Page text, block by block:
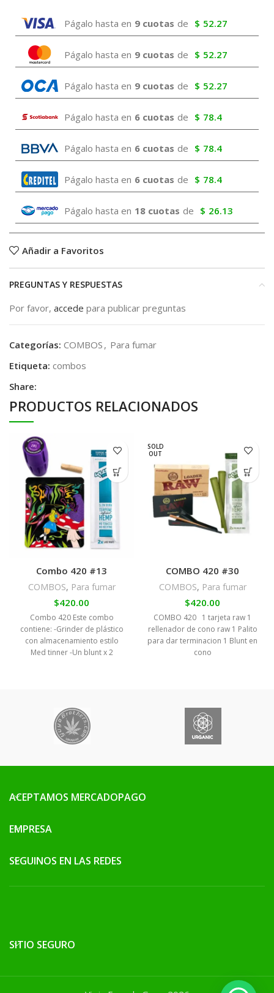
Págalo hasta en 9 cuotas de $ 52.27
Págalo hasta en 9 cuotas de $ 52.27
Págalo hasta en 9 cuotas de $ 52.27
Págalo hasta en 6 cuotas de $ 78.4
Págalo hasta en 6 cuotas de $ 78.4
Págalo hasta en 6 cuotas de $ 78.4
Págalo hasta en 18 cuotas de $ 26.13
Añadir a Favoritos
PREGUNTAS Y RESPUESTAS
Por favor, accede para publicar preguntas
Categorías: COMBOS , Para fumar
Etiqueta: combos
Share:
PRODUCTOS RELACIONADOS
Combo 420 #13
COMBOS, Para fumar
$420.00
Combo 420 Este combo
contiene: -Grinder de plástico
con almacenamiento estilo
Med tinner -Un blunt x 2
SOLD
OUT
COMBO 420 #30
COMBOS, Para fumar
$420.00
COMBO 420 1 tarjeta raw 1
rellenador de cono raw 1 Palito
para dar terminacion 1 Blunt en
cono
ACEPTAMOS MERCADOPAGO
EMPRESA
SEGUINOS EN LAS REDES
SITIO SEGURO